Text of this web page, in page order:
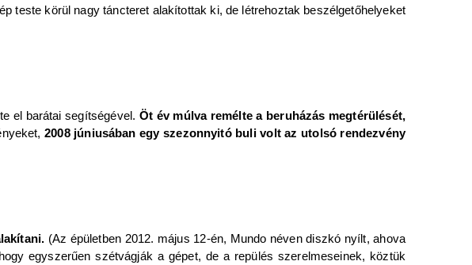
teste körül nagy táncteret alakítottak ki, de létrehoztak beszélgetőhelyeket
el barátai segítségével. Öt év múlva remélte a beruházás megtérülését,
2008 júniusában egy szezonnyitó buli volt az utolsó rendezvény
(Az épületben 2012. május 12-én, Mundo néven diszkó nyílt, ahova
egyszerűen szétvágják a gépet, de a repülés szerelmeseinek, köztük